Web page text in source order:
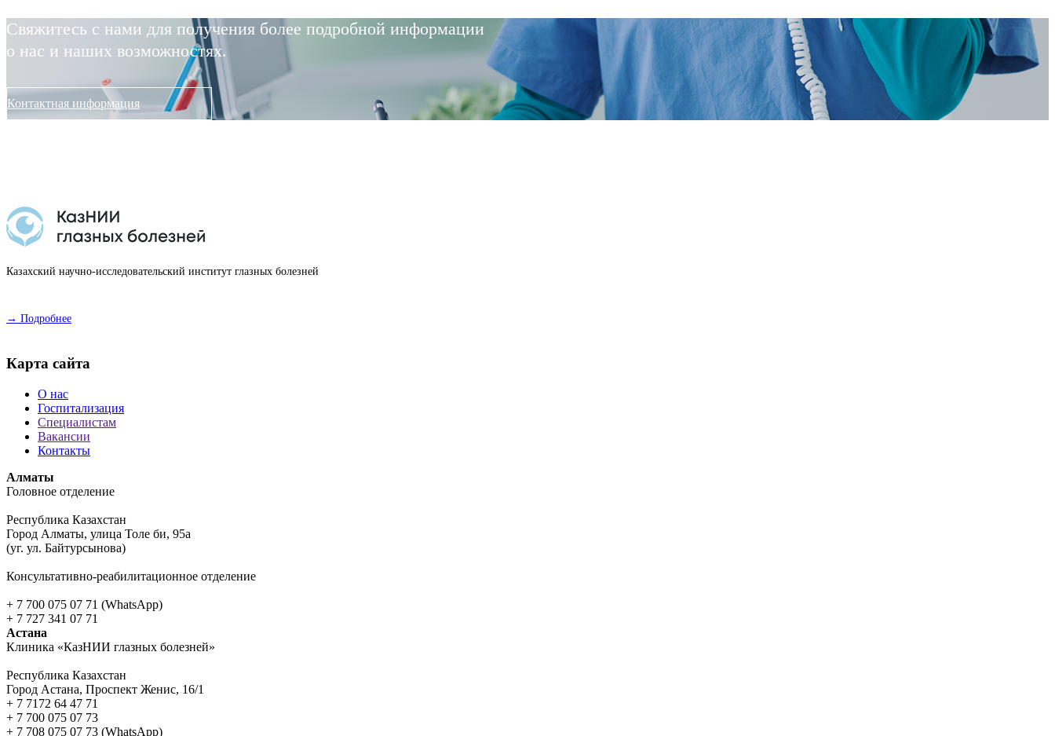
Свяжитесь с нами для получения более подробной информации
о нас и наших возможностях.
Контактная информация
Казахский научно-исследовательский институт глазных болезней
→ Подробнее
Карта сайта
О нас
Госпитализация
Специалистам
Вакансии
Контакты
Алматы
Головное отделение
Республика Казахстан
Город Алматы, улица Толе би, 95а
(уг. ул. Байтурсынова)
Консультативно-реабилитационное отделение
+ 7 700 075 07 71 (WhatsApp)
+ 7 727 341 07 71
Астана
Клиника «КазНИИ глазных болезней»
Республика Казахстан
Город Астана, Проспект Женис, 16/1
+ 7 7172 64 47 71
+ 7 700 075 07 73
+ 7 708 075 07 73 (WhatsApp)